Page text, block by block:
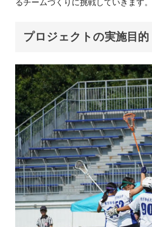
るチームづくりに挑戦していきます。
プロジェクトの実施目的